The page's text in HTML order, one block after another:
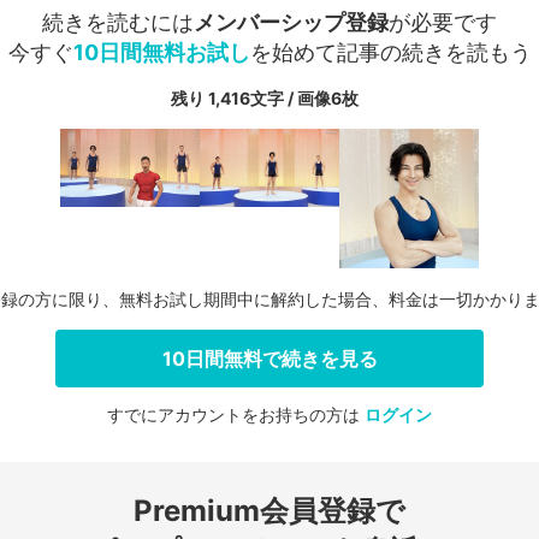
続きを読むにはメンバーシップ登録が必要です
今すぐ10日間無料お試しを始めて記事の続きを読もう
残り 1,416文字 / 画像6枚
ログインする
の方に限り、無料お試し期間中に解約した場合、料金は一切かかり
10日間無料で続きを見る
すでにアカウントをお持ちの方は ログイン
Premium会員登録で